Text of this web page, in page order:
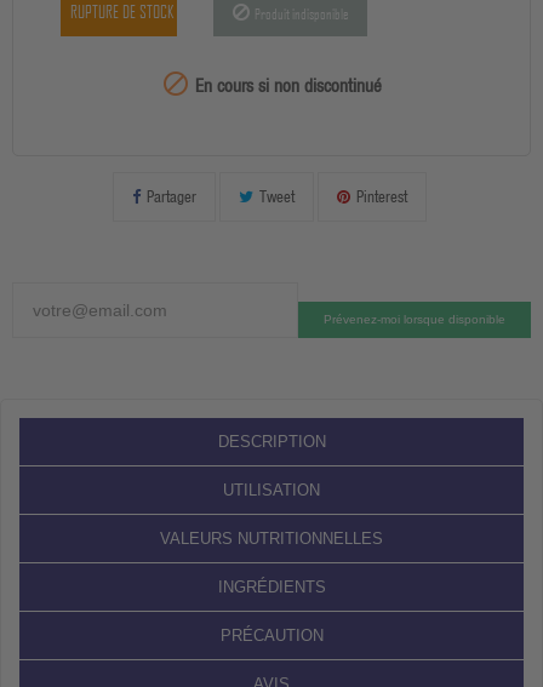
RUPTURE DE STOCK Produit indisponible
 En cours si non discontinué
Partager Tweet Pinterest
Prévenez-moi lorsque disponible
DESCRIPTION
UTILISATION
VALEURS NUTRITIONNELLES
INGRÉDIENTS
PRÉCAUTION